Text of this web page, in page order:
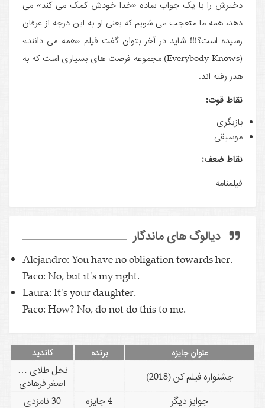
دخترش را با یک جواب ساده «خدا خودش کمک می کند» می
دهد، همه ما متعجب می شویم که یعنی او به این درجه از عرفان
رسیده است؟!!! شاید در آخر بتوان گفت فیلم «همه می دانند»
(Everybody Knows) مجموعه فرصت های بسیاری است که به
هدر رفته اند.
نقاط قوت:
بازیگری
موسیقی
نقاط ضعف:
فیلمنامه
دیالوگ های ماندگار
Alejandro: You have no obligation towards her.
Paco: No, but it's my right.
Laura: It's your daughter.
Paco: How? No, do not do this to me.
عنوان جایزه برنده کاندید
جشنواره فیلم کن (2018)
نخل طلای بهترین فیلم
اصغر فرهادی
جوایز دیگر
4 جایزه 30 نامزدی